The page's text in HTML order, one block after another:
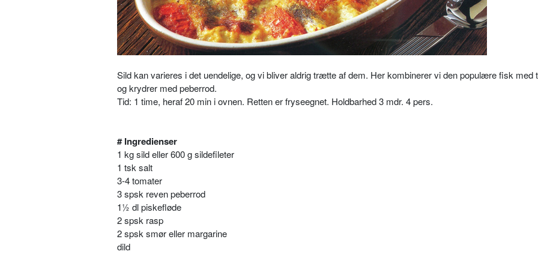
Sild kan varieres i det uendelige, og vi bliver aldrig trætte af dem. Her kombinerer vi den populære fisk med
og krydrer med peberrod.
Tid: 1 time, heraf 20 min i ovnen. Retten er fryseegnet. Holdbarhed 3 mdr. 4 pers.
# Ingredienser
1 kg sild eller 600 g sildefileter
1 tsk salt
3-4 tomater
3 spsk reven peberrod
1½ dl piskefløde
2 spsk rasp
2 spsk smør eller margarine
dild